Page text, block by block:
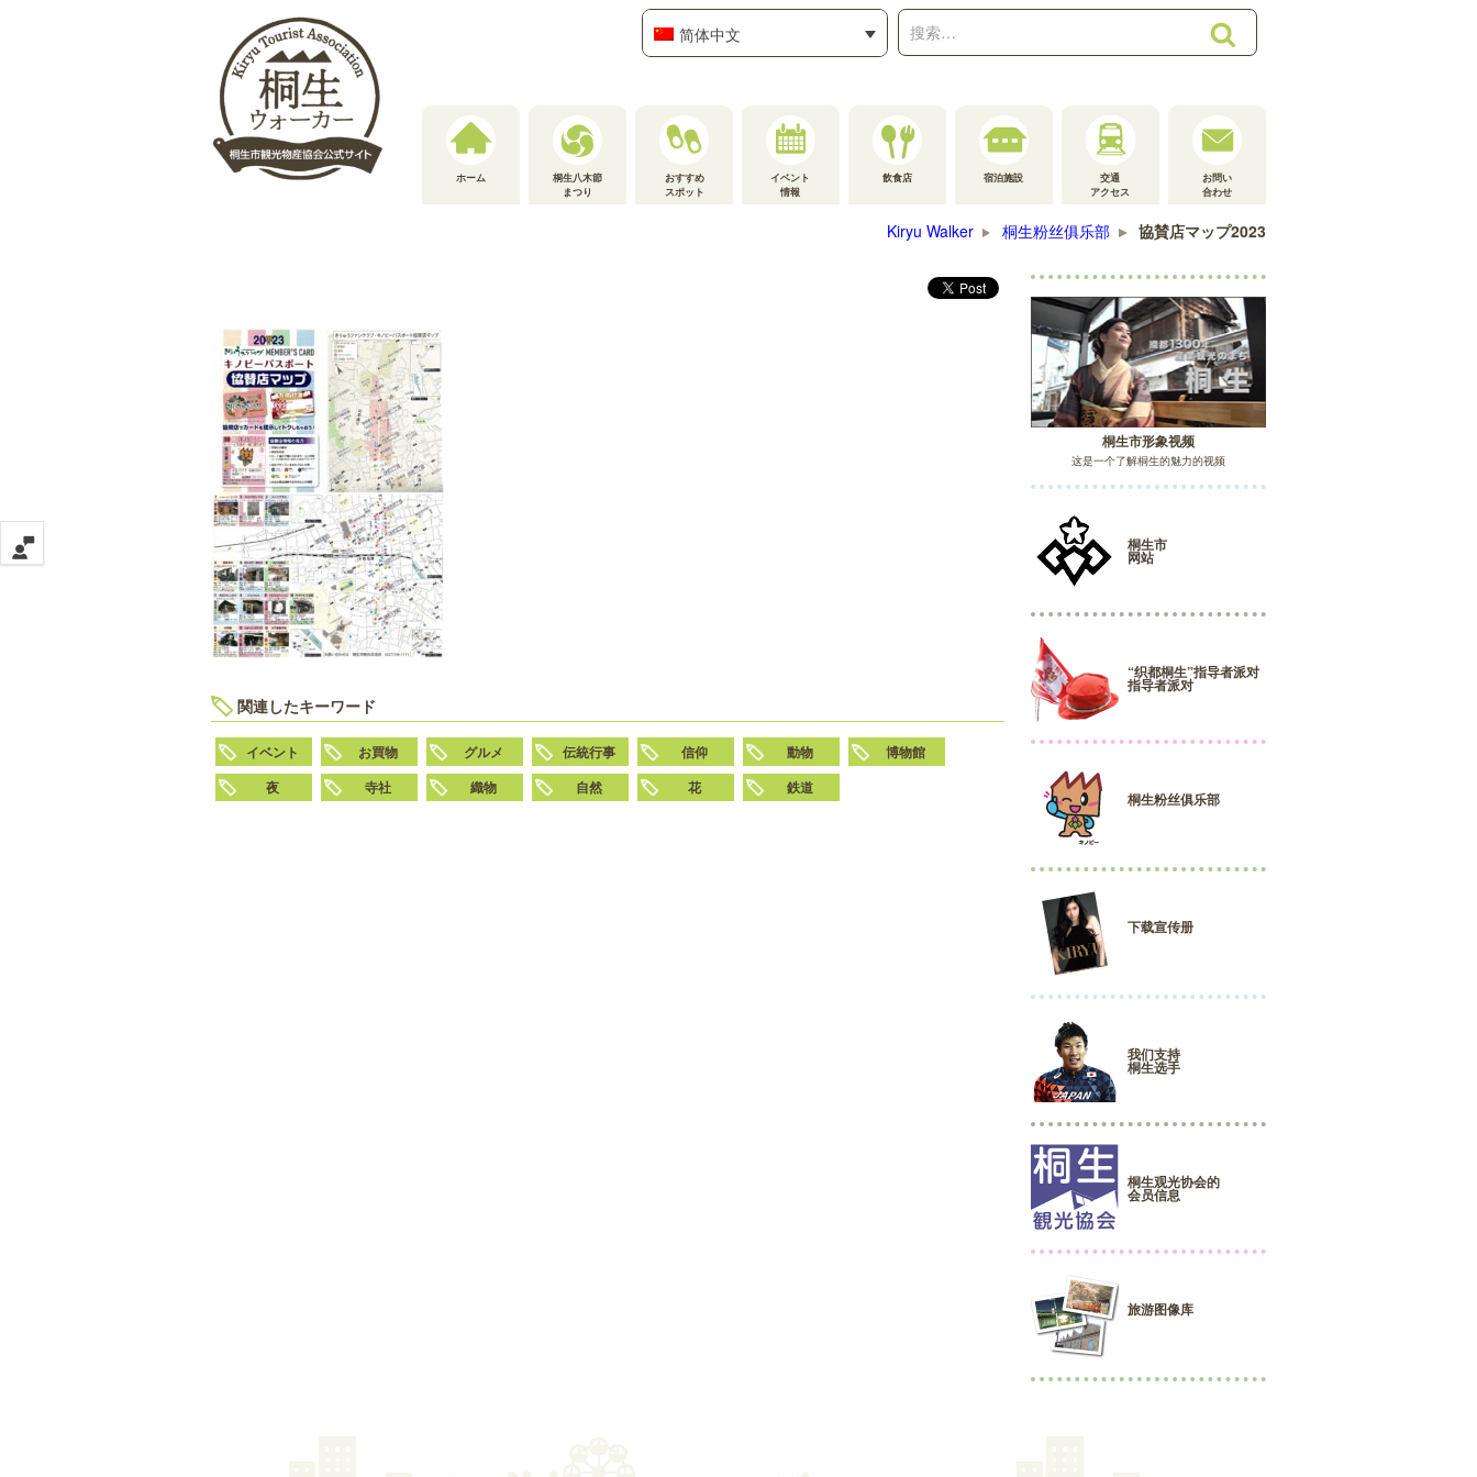
简体中文
搜
索：
索
ホーム
桐生八木節
まつり
おすすめ
スポット
イベント
情報
飲食店 宿泊施設
交通
アクセス
お問い
合わせ
Kiryu Walker 桐生粉丝俱乐部 協賛店マップ2023
関連したキーワード
イベント お買物 グルメ 伝統行事 信仰 動物
博物館
夜
寺社 織物 自然 花 鉄道
桐生市形象视频
这是一个了解桐生的魅力的视频
桐生市
网站
“织都桐生”指导者派对
指导者派对
桐生粉丝俱乐部
下载宣传册
我们支持
桐生选手
桐生观光协会的
会员信息
旅游图像库